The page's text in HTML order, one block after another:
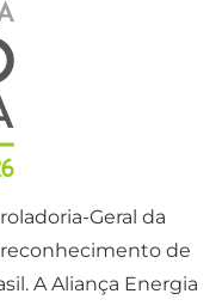
Geral da
reconhecimento de
A Aliança Energia